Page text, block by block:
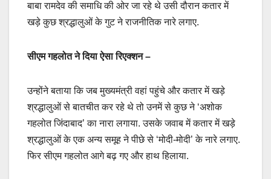
बाबा रामदेव की समाधि की ओर जा रहे थे उसी दौरान कतार में
खड़े कुछ श्रद्धालुओं के गुट ने राजनीतिक नारे लगाए.
सीएम गहलोत ने दिया ऐसा रिएक्शन –
उन्‍होंने बताया कि जब मुख्यमंत्री वहां पहुंचे और कतार में खड़े
श्रद्धालुओं से बातचीत कर रहे थे तो उनमें से कुछ ने ‘अशोक
गहलोत जिंदाबाद’ का नारा लगाया. उसके जवाब में कतार में खड़े
श्रद्धालुओं के एक अन्य समूह ने पीछे से ‘मोदी-मोदी’ के नारे लगाए.
फिर सीएम गहलोत आगे बढ़ गए और हाथ हिलाया.